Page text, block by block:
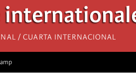
/ Cuarta Internacional